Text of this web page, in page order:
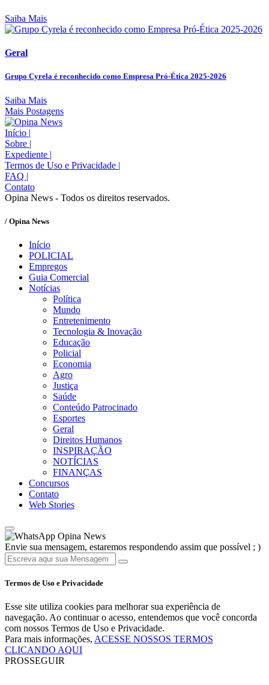
Saiba Mais
Geral
Grupo Cyrela é reconhecido como Empresa Pró-Ética 2025-2026
Saiba Mais
Mais Postagens
Início |
Sobre |
Expediente |
Termos de Uso e Privacidade |
FAQ |
Contato
Opina News - Todos os direitos reservados.
/ Opina News
Início
POLICIAL
Empregos
Guia Comercial
Notícias
Política
Mundo
Entretenimento
Tecnologia & Inovação
Educação
Policial
Economia
Agro
Justiça
Saúde
Conteúdo Patrocinado
Esportes
Geral
Direitos Humanos
INSPIRAÇÃO
NOTÍCIAS
FINANÇAS
Concursos
Contato
Web Stories
Opina News
Envie sua mensagem, estaremos respondendo assim que possível ; )
Termos de Uso e Privacidade
Esse site utiliza cookies para melhorar sua experiência de
navegação. Ao continuar o acesso, entendemos que você concorda
com nossos Termos de Uso e Privacidade.
Para mais informações, ACESSE NOSSOS TERMOS
CLICANDO AQUI
PROSSEGUIR